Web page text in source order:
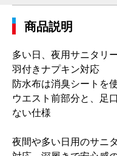
商品説明
多い日、夜用サニタリ
羽付きナプキン対応
防水布は消臭シートを
ウエスト前部分と、足
ない仕様
夜間や多い日用のサニ